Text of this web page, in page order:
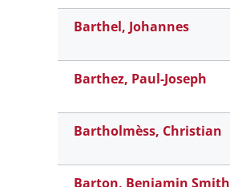
Barthel, Johannes
Barthez, Paul-Joseph
Bartholmèss, Christian
Barton, Benjamin Smith